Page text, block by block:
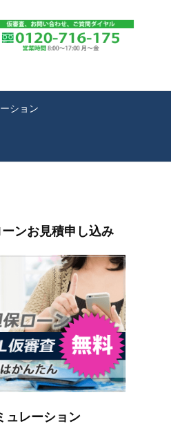
ション
ンお見積申し込み
ュレーション